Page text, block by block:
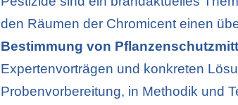
den Räumen der Chromicent einen
Bestimmung von
Expertenvorträgen und konkreten
Probenvorbereitung, in Methodik und